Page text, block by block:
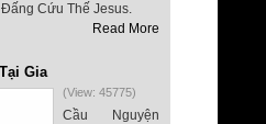
Cứu Thế Jesus.
Read More
Gia
(View: 45775)
Cầu Nguyện